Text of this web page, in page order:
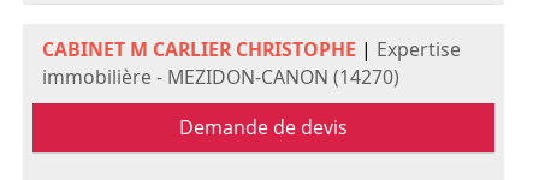
CABINET M CARLIER CHRISTOPHE | Expertise
immobilière - MEZIDON-CANON (14270)
Demande de devis